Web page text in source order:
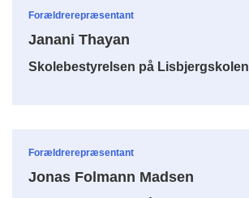
Forældrerepræsentant
Janani Thayan
Skolebestyrelsen på Lisbjergskolen
Forældrerepræsentant
Jonas Folmann Madsen